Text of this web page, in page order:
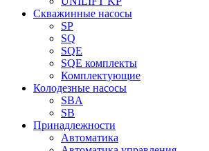
Скважинные насосы
SP
SQ
SQE
SQE комплекты
Комплектующие
Колодезные насосы
SBA
SB
Принадлежности
Автоматика